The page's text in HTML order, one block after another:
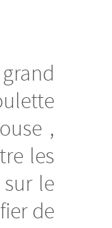
,
les
le
de